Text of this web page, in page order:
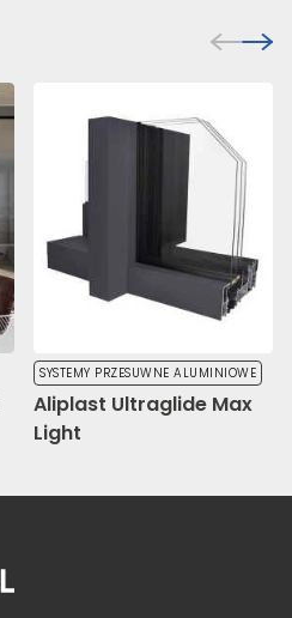
SYSTEMY PRZESUWNE ALUMINIOWE
Aliplast Ultraglide Max
Light